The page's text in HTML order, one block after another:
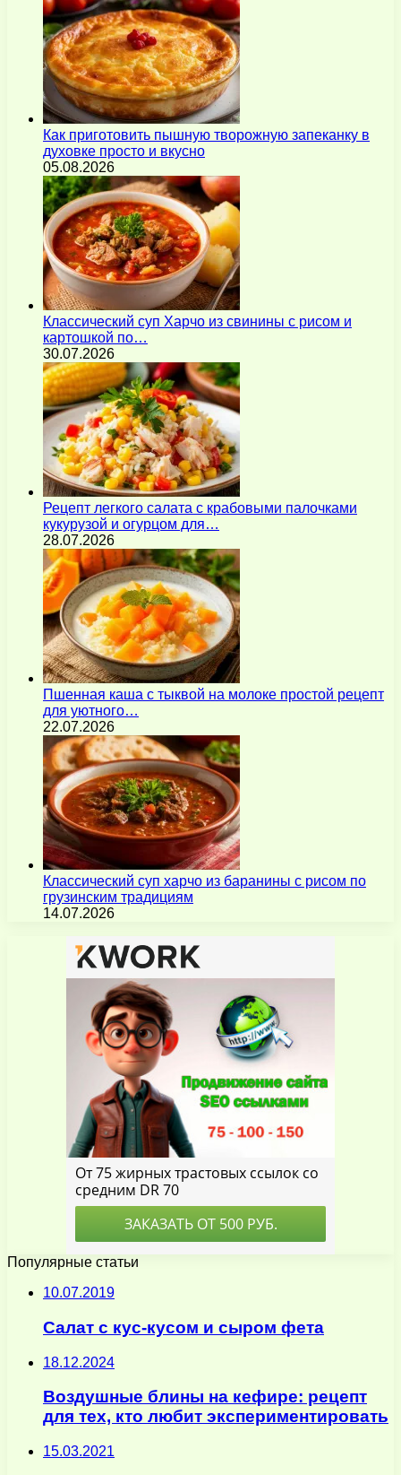
Как приготовить пышную творожную запеканку в
духовке просто и вкусно
05.08.2026
Классический суп Харчо из свинины с рисом и
картошкой по…
30.07.2026
Рецепт легкого салата с крабовыми палочками
кукурузой и огурцом для…
28.07.2026
Пшенная каша с тыквой на молоке простой рецепт
для уютного…
22.07.2026
Классический суп харчо из баранины с рисом по
грузинским традициям
14.07.2026
Популярные статьи
10.07.2019
Салат с кус-кусом и сыром фета
18.12.2024
Воздушные блины на кефире: рецепт
для тех, кто любит экспериментировать
15.03.2021